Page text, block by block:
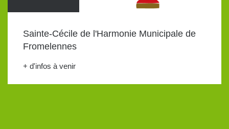
Sainte-Cécile de l'Harmonie Municipale de
Fromelennes
+ d'infos à venir